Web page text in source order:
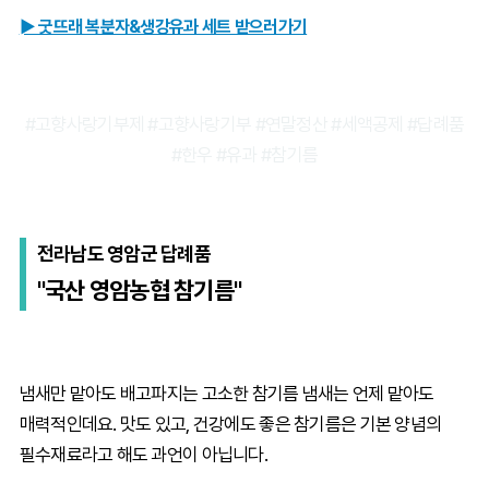
► 굿뜨래 복분자&생강유과 세트 받으러가기
전라남도 영암군 답례품
"국산 영암농협 참기름"
냄새만 맡아도 배고파지는 고소한 참기름 냄새는 언제 맡아도
매력적인데요. 맛도 있고, 건강에도 좋은 참기름은 기본 양념의
필수재료라고 해도 과언이 아닙니다.